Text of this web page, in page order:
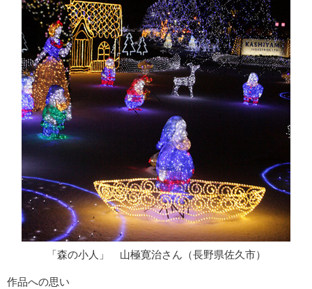
「森の小人」 山極寛治さん（長野県佐久市）
作品への思い